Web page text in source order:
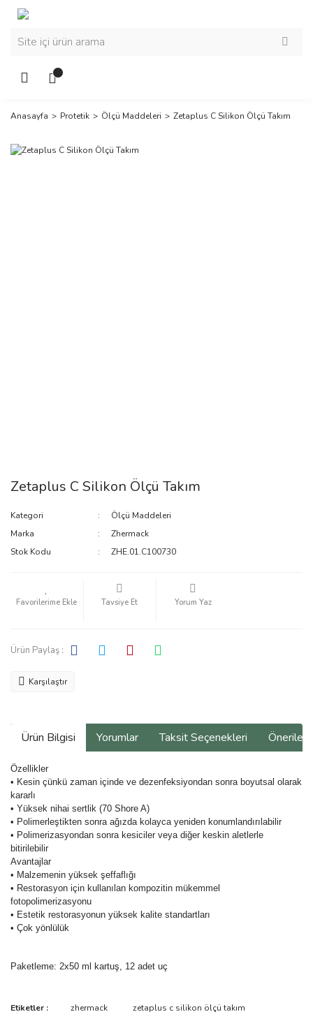
Anasayfa Protetik Ölçü Maddeleri Zetaplus C Silikon Ölçü Takım
Zetaplus C Silikon Ölçü Takım
Kategori
Ölçü Maddeleri
Marka
Zhermack
Stok Kodu
ZHE.01.C100730
Tavsiye Et Yorum Yaz
Ürün Paylaş :
Karşılaştır
Ürün Bilgisi Yorumlar Taksit Seçenekleri
Özellikler
• Kesin çünkü zaman içinde ve dezenfeksiyondan sonra boyutsal olarak
kararlı
• Yüksek nihai sertlik (70 Shore A)
• Polimerleştikten sonra ağızda kolayca yeniden konumlandırılabilir
• Polimerizasyondan sonra kesiciler veya diğer keskin aletlerle
bitirilebilir
Avantajlar
• Malzemenin yüksek şeffaflığı
• Restorasyon için kullanılan kompozitin mükemmel
fotopolimerizasyonu
• Estetik restorasyonun yüksek kalite standartları
• Çok yönlülük
Paketleme: 2x50 ml kartuş, 12 adet uç
Bu ürünün fiyat bilgisi, resim, ürün açıklamalarında ve diğer
Etiketler : zhermack
zetaplus c silikon ölçü takım